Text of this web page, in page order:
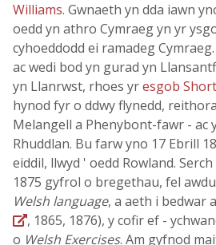
Williams. Gwnaeth yn dda iawn
oedd yn athro Cymraeg yn yr
cyhoeddodd ei ramadeg
ac wedi bod yn gurad yn
yn Llanrwst, rhoes yresgob Short
hynod fyr o ddwy flynedd,
Melangell a Phenybont-fawr - ac
Rhuddlan. Bu farw yno 17 Ebrill
eiddil, llwyd ' oedd Rowland.
1875 gyfrol o bregethau, fel
Welsh language, a aeth i bedwar
, 1865, 1876), y cofir ef -
o Welsh Exercises. Am gyfnod